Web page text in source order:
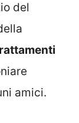
del
amici.